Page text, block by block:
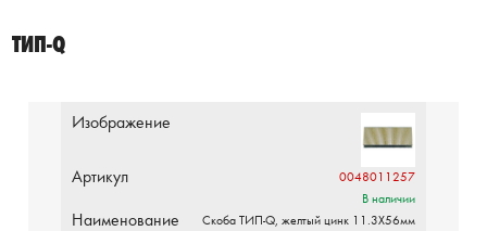
ТИП-Q
Изображение
Артикул
0048011257
В наличии
Наименование Скоба ТИП-Q, желтый цинк 11.3X56мм